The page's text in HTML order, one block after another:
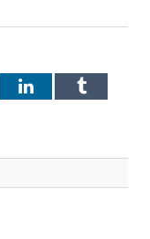
LinkedInTumblr